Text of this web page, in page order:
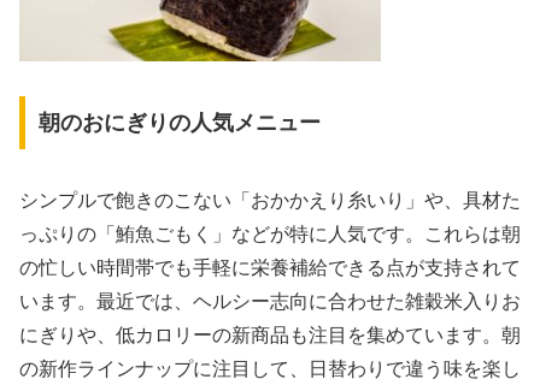
朝のおにぎりの人気メニュー
シンプルで飽きのこない「おかかえり糸いり」や、具材た
っぷりの「鮪魚ごもく」などが特に人気です。これらは朝
の忙しい時間帯でも手軽に栄養補給できる点が支持されて
います。最近では、ヘルシー志向に合わせた雑穀米入りお
にぎりや、低カロリーの新商品も注目を集めています。朝
の新作ラインナップに注目して、日替わりで違う味を楽し